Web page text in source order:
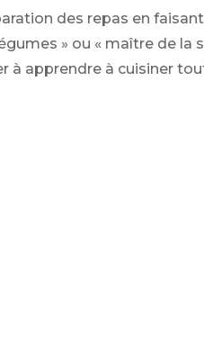
des repas en
» ou « maître de
à apprendre à cuisiner